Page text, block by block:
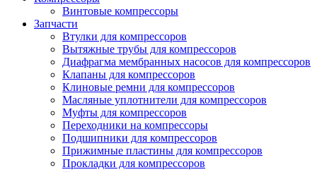
Винтовые компрессоры
Запчасти
Втулки для компрессоров
Вытяжные трубы для компрессоров
Диафрагма мембранных насосов для компрессоров
Клапаны для компрессоров
Клиновые ремни для компрессоров
Масляные уплотнители для компрессоров
Муфты для компрессоров
Переходники на компрессоры
Подшипники для компрессоров
Прижимные пластины для компрессоров
Прокладки для компрессоров